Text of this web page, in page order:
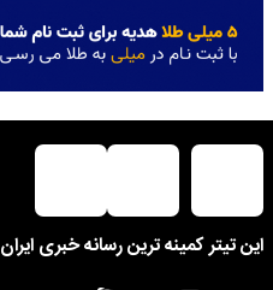
این تیتر کمینه ترین رسانه خبری ایران